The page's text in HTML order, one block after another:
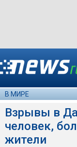
В МИРЕ
Взрывы в
человек,
жители